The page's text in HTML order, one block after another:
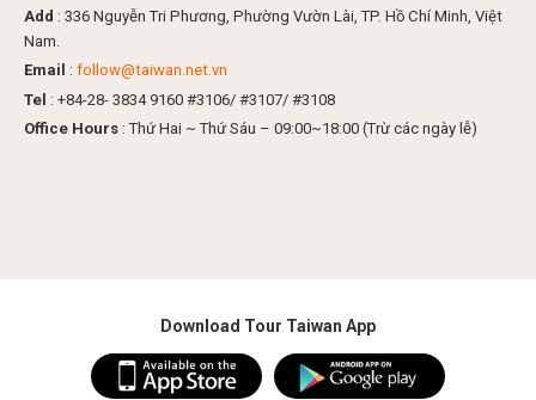
Add : 336 Nguyễn Tri Phương, Phường Vườn Lài, TP. Hồ Chí Minh, Việt
Nam.
Email : follow@taiwan.net.vn
Tel : +84-28- 3834 9160 #3106/ #3107/ #3108
Office Hours : Thứ Hai ~ Thứ Sáu – 09:00~18:00 (Trừ các ngày lễ)
Download Tour Taiwan App